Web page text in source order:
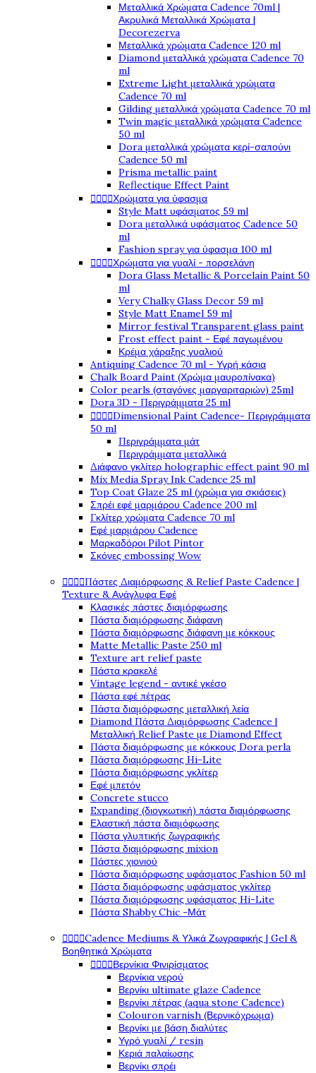
Μεταλλικά Χρώματα Cadence 70ml |
Ακρυλικά Μεταλλικά Χρώματα |
Decorezerva
Μεταλλικά χρώματα Cadence 120 ml
Diamond μεταλλικά χρώματα Cadence 70
ml
Extreme Light μεταλλικά χρώματα
Cadence 70 ml
Gilding μεταλλικά χρώματα Cadence 70 ml
Twin magic μεταλλικά χρώματα Cadence
50 ml
Dora μεταλλικά χρώματα κερί-σαπούνι
Cadence 50 ml
Prisma metallic paint
Reflectique Effect Paint
Χρώματα για ύφασμα
Style Matt υφάσματος 59 ml
Dora μεταλλικά υφάσματος Cadence 50
ml
Fashion spray για ύφασμα 100 ml
Χρώματα για γυαλί - πορσελάνη
Dora Glass Metallic & Porcelain Paint 50
ml
Very Chalky Glass Decor 59 ml
Style Matt Enamel 59 ml
Mirror festival Transparent glass paint
Frost effect paint - Εφέ παγωμένου
Κρέμα χάραξης γυαλιού
Antiquing Cadence 70 ml - Υγρή κάσια
Chalk Board Paint (Χρώμα μαυροπίνακα)
Color pearls (σταγόνες μαργαριταριών) 25ml
Dora 3D - Περιγράμματα 25 ml
Dimensional Paint Cadence- Περιγράμματα
50 ml
Περιγράμματα μάτ
Περιγράμματα μεταλλικά
Διάφανο γκλίτερ holographic effect paint 90 ml
Mix Media Spray Ink Cadence 25 ml
Top Coat Glaze 25 ml (χρώμα για σκιάσεις)
Σπρέι εφέ μαρμάρου Cadence 200 ml
Γκλίτερ χρώματα Cadence 70 ml
Εφέ μαρμάρου Cadence
Μαρκαδόροι Pilot Pintor
Σκόνες embossing Wow
Πάστες Διαμόρφωσης & Relief Paste Cadence |
Texture & Ανάγλυφα Εφέ
Κλασικές πάστες διαμόρφωσης
Πάστα διαμόρφωσης διάφανη
Πάστα διαμόρφωσης διάφανη με κόκκους
Matte Metallic Paste 250 ml
Texture art relief paste
Πάστα κρακελέ
Vintage legend - αντικέ γκέσο
Πάστα εφέ πέτρας
Πάστα διαμόρφωσης μεταλλική λεία
Diamond Πάστα Διαμόρφωσης Cadence |
Μεταλλική Relief Paste με Diamond Effect
Πάστα διαμόρφωσης με κόκκους Dora perla
Πάστα διαμόρφωσης Hi-Lite
Πάστα διαμόρφωσης γκλίτερ
Εφέ μπετόν
Concrete stucco
Expanding (διογκωτική) πάστα διαμόρφωσης
Ελαστική πάστα διαμόφωσης
Πάστα γλυπτικής ζωγραφικής
Πάστα διαμόρφωσης mixion
Πάστες χιονιού
Πάστα διαμόρφωσης υφάσματος Fashion 50 ml
Πάστα διαμόρφωσης υφάσματος γκλίτερ
Πάστα διαμόρφωσης υφάσματος Hi-Lite
Πάστα Shabby Chic -Μάτ
Cadence Mediums & Υλικά Ζωγραφικής | Gel &
Βοηθητικά Χρώματα
Βερνίκια Φινιρίσματος
Βερνίκια νερού
Βερνίκι ultimate glaze Cadence
Βερνίκι πέτρας (aqua stone Cadence)
Colouron varnish (Βερνικόχρωμα)
Βερνίκι με βάση διαλύτες
Υγρό γυαλί / resin
Κεριά παλαίωσης
Βερνίκι σπρέι